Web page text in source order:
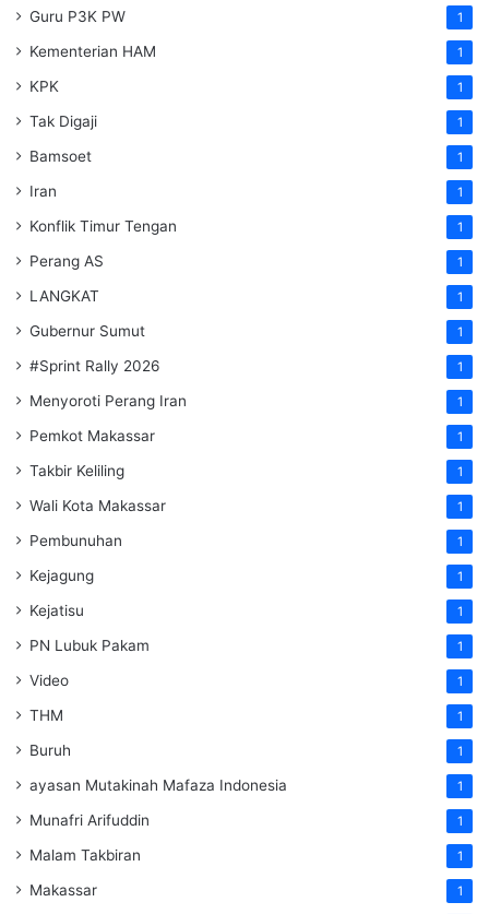
Guru P3K PW 1
Kementerian HAM 1
KPK 1
Tak Digaji 1
Bamsoet 1
Iran 1
Konflik Timur Tengan 1
Perang AS 1
LANGKAT 1
Gubernur Sumut 1
#Sprint Rally 2026 1
Menyoroti Perang Iran 1
Pemkot Makassar 1
Takbir Keliling 1
Wali Kota Makassar 1
Pembunuhan 1
Kejagung 1
Kejatisu 1
PN Lubuk Pakam 1
Video 1
THM 1
Buruh 1
ayasan Mutakinah Mafaza Indonesia 1
Munafri Arifuddin 1
Malam Takbiran 1
Makassar 1